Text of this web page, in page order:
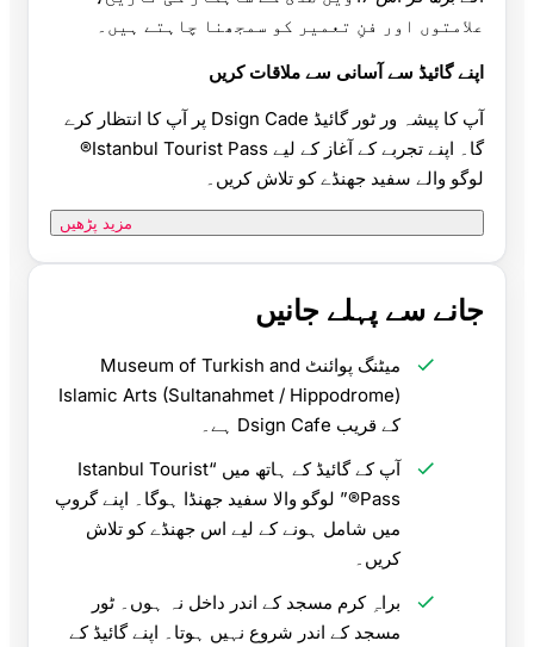
علامتوں اور فنِ تعمیر کو سمجھنا چاہتے ہیں۔
اپنے گائیڈ سے آسانی سے ملاقات کریں
آپ کا پیشہ ور ٹور گائیڈ Dsign Cade پر آپ کا انتظار کرے
گا۔ اپنے تجربے کے آغاز کے لیے Istanbul Tourist Pass®
لوگو والے سفید جھنڈے کو تلاش کریں۔
مزید پڑھیں
جانے سے پہلے جانیں
میٹنگ پوائنٹ Museum of Turkish and
Islamic Arts (Sultanahmet / Hippodrome)
کے قریب Dsign Cafe ہے۔
آپ کے گائیڈ کے ہاتھ میں “Istanbul Tourist
Pass®” لوگو والا سفید جھنڈا ہوگا۔ اپنے گروپ
میں شامل ہونے کے لیے اس جھنڈے کو تلاش
کریں۔
براہِ کرم مسجد کے اندر داخل نہ ہوں۔ ٹور
مسجد کے اندر شروع نہیں ہوتا۔ اپنے گائیڈ کے